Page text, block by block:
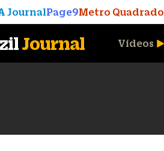
JournalPage9Metro Quadrado
Journal Vídeos